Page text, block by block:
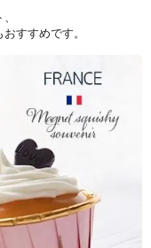
すすめです。